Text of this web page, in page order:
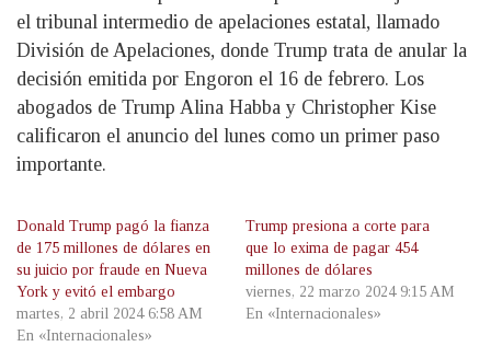
el tribunal intermedio de apelaciones estatal, llamado
División de Apelaciones, donde Trump trata de anular la
decisión emitida por Engoron el 16 de febrero. Los
abogados de Trump Alina Habba y Christopher Kise
calificaron el anuncio del lunes como un primer paso
importante.
Donald Trump pagó la fianza
de 175 millones de dólares en
su juicio por fraude en Nueva
York y evitó el embargo
martes, 2 abril 2024 6:58 AM
En «Internacionales»
Trump presiona a corte para
que lo exima de pagar 454
millones de dólares
viernes, 22 marzo 2024 9:15 AM
En «Internacionales»